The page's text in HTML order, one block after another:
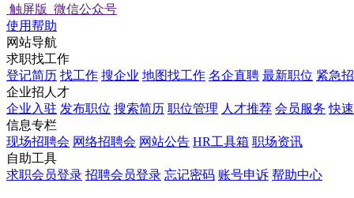
触屏版 微信公众号
使用帮助
网站导航
求职找工作
登记简历 找工作 搜企业 地图找工作 名企直聘 最新职位 紧急
企业招人才
企业入驻 发布职位 搜索简历 职位管理 人才推荐 会员服务 快
信息专栏
现场招聘会 网络招聘会 网站公告 HR工具箱 职场资讯
自助工具
求职会员登录 招聘会员登录 忘记密码 账号申诉 帮助中心